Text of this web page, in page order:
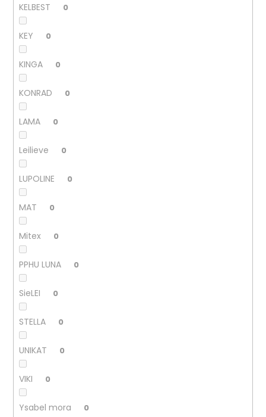
KELBEST 0
KEY 0
KINGA 0
KONRAD 0
LAMA 0
Leilieve 0
LUPOLINE 0
MAT 0
Mitex 0
PPHU LUNA 0
SieLEI 0
STELLA 0
UNIKAT 0
VIKI 0
Ysabel mora 0